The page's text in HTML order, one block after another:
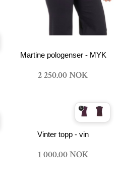
Martine pologenser - MYK
2 250.00 NOK
Vinter topp - vin
1 000.00 NOK